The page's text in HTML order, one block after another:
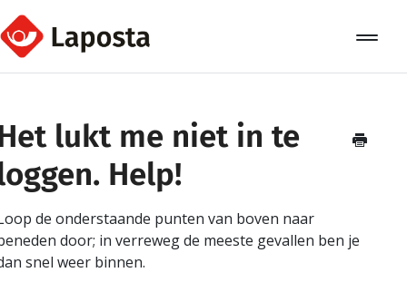
Toggle
Over Laposta
Relaties
Campagnes
lukt me niet in te
Help!
de onderstaande punten van boven naar
door; in verreweg de meeste gevallen ben je
snel weer binnen.